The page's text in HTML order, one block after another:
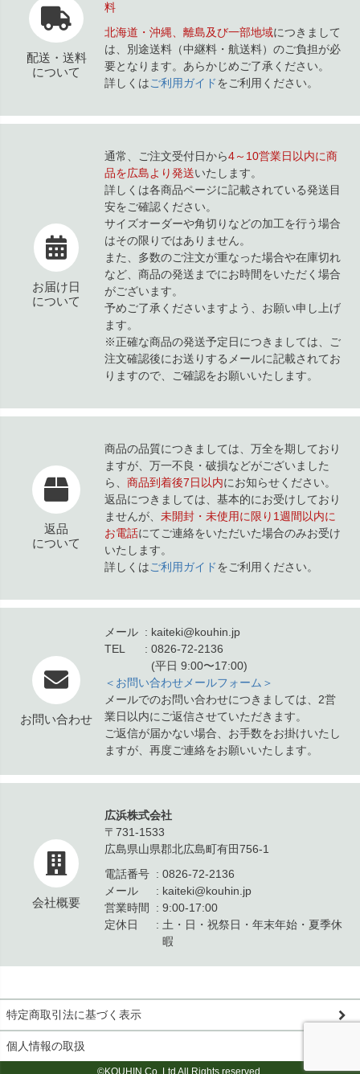
配送・送料
について
料
北海道・沖縄、離島及び一部地域につきまして
は、別途送料（中継料・航送料）のご負担が必
要となります。あらかじめご了承ください。
詳しくはご利用ガイドをご利用ください。
お届け日
について
通常、ご注文受付日から4～10営業日以内に商
品を広島より発送いたします。
詳しくは各商品ページに記載されている発送目
安をご確認ください。
サイズオーダーや角切りなどの加工を行う場合
はその限りではありません。
また、多数のご注文が重なった場合や在庫切れ
など、商品の発送までにお時間をいただく場合
がございます。
予めご了承くださいますよう、お願い申し上げ
ます。
※正確な商品の発送予定日につきましては、ご
注文確認後にお送りするメールに記載されてお
りますので、ご確認をお願いいたします。
返品
について
商品の品質につきましては、万全を期しており
ますが、万一不良・破損などがございました
ら、 商品到着後7日以内にお知らせください。
返品につきましては、基本的にお受けしており
ませんが、 未開封・未使用に限り1週間以内に
お電話にてご連絡をいただいた場合のみお受け
いたします。
詳しくはご利用ガイドをご利用ください。
お問い合わせ
メール
kaiteki@kouhin.jp
TEL
0826-72-2136
(平日 9:00〜17:00)
＜お問い合わせメールフォーム＞
メールでのお問い合わせにつきましては、2営
業日以内にご返信させていただきます。
ご返信が届かない場合、お手数をお掛けいたし
ますが、再度ご連絡をお願いいたします。
会社概要
広浜株式会社
〒731-1533
広島県山県郡北広島町有田756-1
電話番号
0826-72-2136
メール
kaiteki@kouhin.jp
営業時間
9:00-17:00
定休日
土・日・祝祭日・年末年始・夏季休
暇
特定商取引法に基づく表示
個人情報の取扱
©KOUHIN Co.,Ltd All Rights reserved.